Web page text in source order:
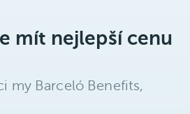
mít nejlepší cenu
my Barceló Benefits,